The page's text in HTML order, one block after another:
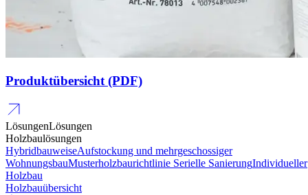
Produktübersicht (PDF)
LösungenLösungen
Holzbaulösungen
HybridbauweiseAufstockung und mehrgeschossiger
WohnungsbauMusterholzbaurichtlinie Serielle SanierungIndividueller
Holzbau
Holzbauübersicht